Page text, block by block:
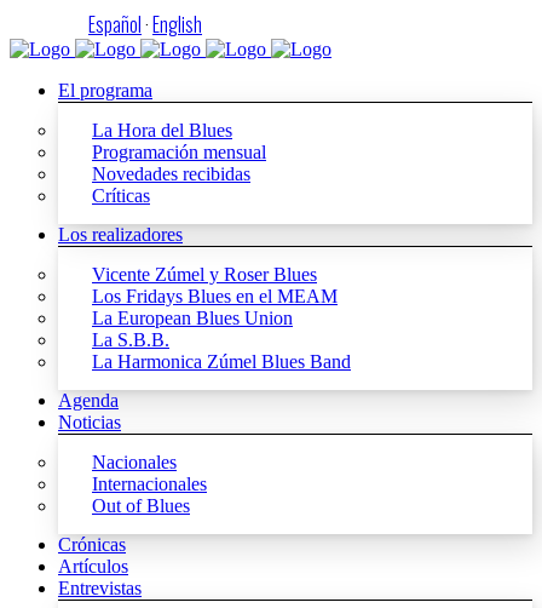
Español·English
El programa
La Hora del Blues
Programación mensual
Novedades recibidas
Críticas
Los realizadores
Vicente Zúmel y Roser Blues
Los Fridays Blues en el MEAM
La European Blues Union
La S.B.B.
La Harmonica Zúmel Blues Band
Agenda
Noticias
Nacionales
Internacionales
Out of Blues
Crónicas
Artículos
Entrevistas